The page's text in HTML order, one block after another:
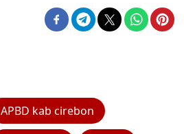
APBD kab cirebon